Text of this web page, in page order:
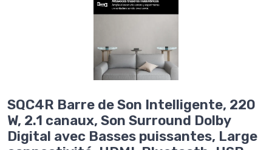
SQC4R Barre de Son Intelligente, 220
W, 2.1 canaux, Son Surround Dolby
Digital avec Basses puissantes, Large